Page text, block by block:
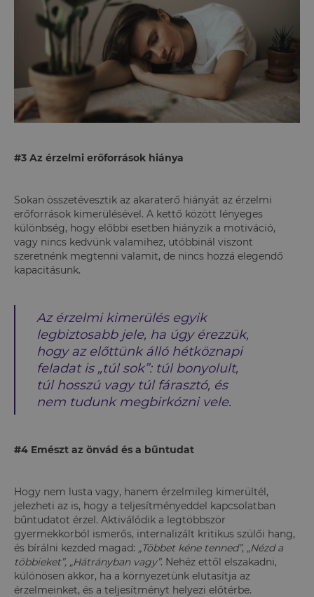
#3 Az érzelmi erőforrások hiánya
Sokan összetévesztik az akaraterő hiányát az érzelmi
erőforrások kimerülésével. A kettő között lényeges
különbség, hogy előbbi esetben hiányzik a motiváció,
vagy nincs kedvünk valamihez, utóbbinál viszont
szeretnénk megtenni valamit, de nincs hozzá elegendő
kapacitásunk.
Az érzelmi kimerülés egyik
legbiztosabb jele, ha úgy érezzük,
hogy az előttünk álló hétköznapi
feladat is „túl sok”: túl bonyolult,
túl hosszú vagy túl fárasztó, és
nem tudunk megbirkózni vele.
#4 Emészt az önvád és a bűntudat
Hogy nem lusta vagy, hanem érzelmileg kimerültél,
jelezheti az is, hogy a teljesítményeddel kapcsolatban
bűntudatot érzel. Aktiválódik a legtöbbször
gyermekkorból ismerős, internalizált kritikus szülői hang,
és bírálni kezded magad: „Többet kéne tenned”, „Nézd a
többieket”, „Hátrányban vagy”. Nehéz ettől elszakadni,
különösen akkor, ha a környezetünk elutasítja az
érzelmeinket, és a teljesítményt helyezi előtérbe.